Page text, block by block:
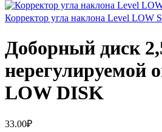
Корректор угла наклона Level LOW
Доборный диск
нерегулируемой
LOW DISK
33.00₽